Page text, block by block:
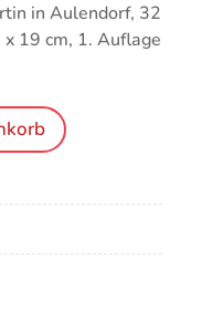
in Aulendorf, 32
19 cm, 1. Auflage